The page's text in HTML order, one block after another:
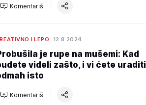
Komentariši
I LEPO 12.8.2024.
je rupe na mušemi: Kad
videli zašto, i vi ćete uraditi
isto
Komentariši